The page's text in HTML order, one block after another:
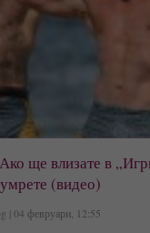
ще влизате в
(видео)
| 04 февруари, 12:55